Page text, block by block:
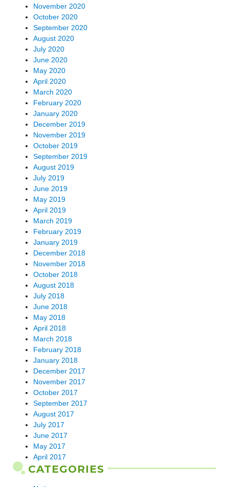
November 2020
October 2020
September 2020
August 2020
July 2020
June 2020
May 2020
April 2020
March 2020
February 2020
January 2020
December 2019
November 2019
October 2019
September 2019
August 2019
July 2019
June 2019
May 2019
April 2019
March 2019
February 2019
January 2019
December 2018
November 2018
October 2018
August 2018
July 2018
June 2018
May 2018
April 2018
March 2018
February 2018
January 2018
December 2017
November 2017
October 2017
September 2017
August 2017
July 2017
June 2017
May 2017
April 2017
CATEGORIES